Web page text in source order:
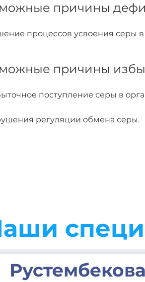
причины
процессов усвоения серы
причины
поступление серы в
регуляции обмена серы.
Рустембекова